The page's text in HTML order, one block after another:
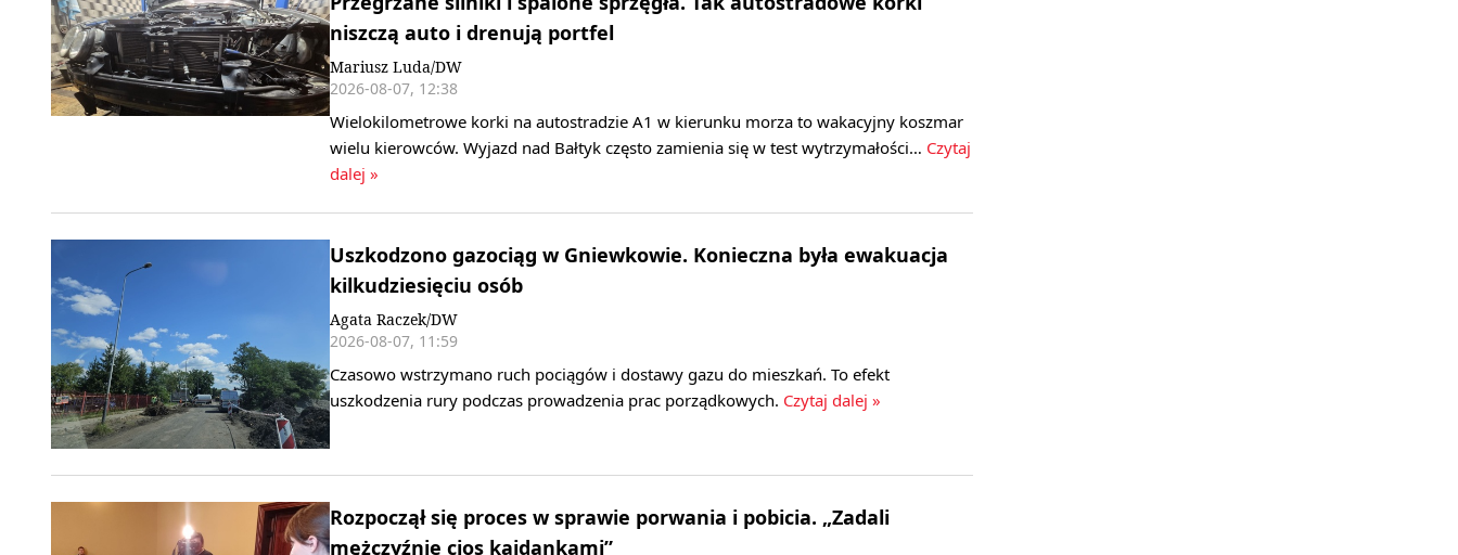
niszczą auto i drenują portfel
Mariusz Luda/DW
2026-08-07, 12:38
Wielokilometrowe korki na autostradzie A1 w kierunku morza to wakacyjny koszmar
wielu kierowców. Wyjazd nad Bałtyk często zamienia się w test wytrzymałości… Czytaj
dalej »
Uszkodzono gazociąg w Gniewkowie. Konieczna była ewakuacja
kilkudziesięciu osób
Agata Raczek/DW
2026-08-07, 11:59
Czasowo wstrzymano ruch pociągów i dostawy gazu do mieszkań. To efekt
uszkodzenia rury podczas prowadzenia prac porządkowych. Czytaj dalej »
Rozpoczął się proces w sprawie porwania i pobicia. „Zadali
mężczyźnie cios kajdankami”